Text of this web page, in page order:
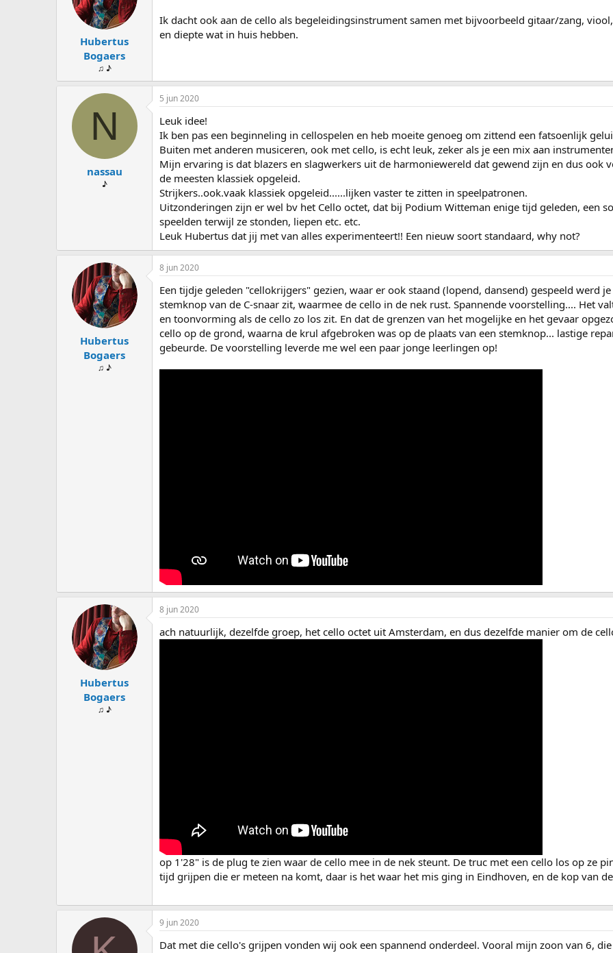
Hubertus
Bogaers
♫ ♪
Ik dacht ook aan de cello als begeleidingsinstrument samen met bijvoorbeeld gitaar/zang,
en diepte wat in huis hebben.
N
nassau
♪
5 jun 2020
Leuk idee!
Ik ben pas een beginneling in cellospelen en heb moeite genoeg om zittend een fatsoenlijk
Buiten met anderen musiceren, ook met cello, is echt leuk, zeker als je een mix aan
Mijn ervaring is dat blazers en slagwerkers uit de harmoniewereld dat gewend zijn en dus ook
de meesten klassiek opgeleid.
Strijkers..ook.vaak klassiek opgeleid......lijken vaster te zitten in speelpatronen.
Uitzonderingen zijn er wel bv het Cello octet, dat bij Podium Witteman enige tijd geleden, een
speelden terwijl ze stonden, liepen etc. etc.
Leuk Hubertus dat jij met van alles experimenteert!! Een nieuw soort standaard, why not?
Hubertus
Bogaers
♫ ♪
8 jun 2020
Een tijdje geleden "cellokrijgers" gezien, waar er ook staand (lopend, dansend) gespeeld werd
stemknop van de C-snaar zit, waarmee de cello in de nek rust. Spannende voorstelling.... Het
en toonvorming als de cello zo los zit. En dat de grenzen van het mogelijke en het gevaar
cello op de grond, waarna de krul afgebroken was op de plaats van een stemknop... lastige
gebeurde. De voorstelling leverde me wel een paar jonge leerlingen op!
Hubertus
Bogaers
♫ ♪
8 jun 2020
ach natuurlijk, dezelfde groep, het cello octet uit Amsterdam, en dus dezelfde manier om de
op 1'28" is de plug te zien waar de cello mee in de nek steunt. De truc met een cello los op ze
tijd grijpen die er meteen na komt, daar is het waar het mis ging in Eindhoven, en de kop van
9 jun 2020
Dat met die cello's grijpen vonden wij ook een spannend onderdeel. Vooral mijn zoon van 6,